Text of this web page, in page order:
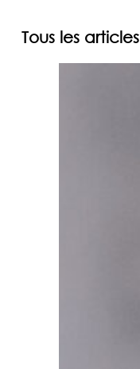
Tous les articles